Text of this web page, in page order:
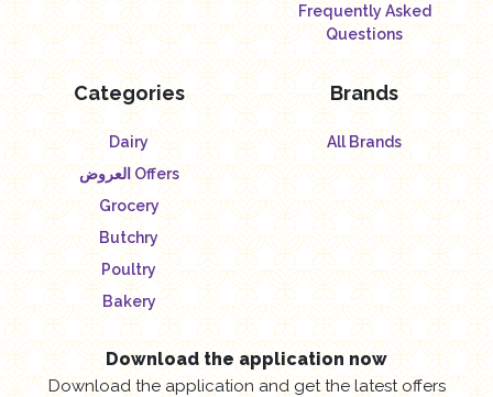
Frequently Asked
Questions
Categories
Dairy
العروض Offers
Grocery
Butchry
Poultry
Bakery
Brands
All Brands
Download the application now
Download the application and get the latest offers